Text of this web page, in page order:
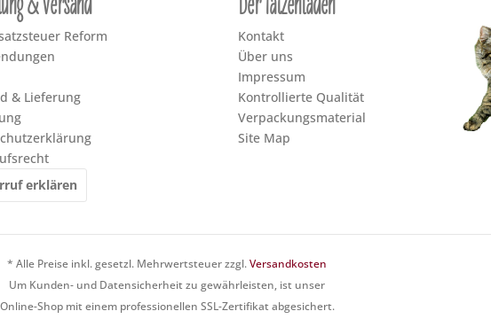
Reform
& Lieferung
erklären
Kontakt
Über uns
Impressum
Kontrollierte Qualität
Verpackungsmaterial
Site Map
* Alle Preise inkl. gesetzl. Mehrwertsteuer zzgl.Versandkosten
Um Kunden- und Datensicherheit zu gewährleisten, ist unser
Online-Shop mit einem professionellen SSL-Zertifikat abgesichert.